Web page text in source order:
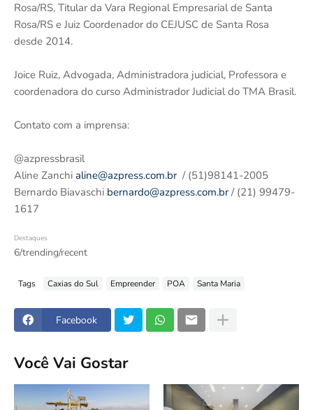
Rosa/RS, Titular da Vara Regional Empresarial de Santa
Rosa/RS e Juiz Coordenador do CEJUSC de Santa Rosa
desde 2014.
Joice Ruiz, Advogada, Administradora judicial, Professora e
coordenadora do curso Administrador Judicial do TMA Brasil.
Contato com a imprensa:
@azpressbrasil
Aline Zanchi aline@azpress.com.br/ (51)98141-2005
Bernardo Biavaschi bernardo@azpress.com.br/ (21) 99479-
1617
Destaques
6/trending/recent
Tags Caxias do Sul Empreender POA Santa Maria
Facebook
Você Vai Gostar